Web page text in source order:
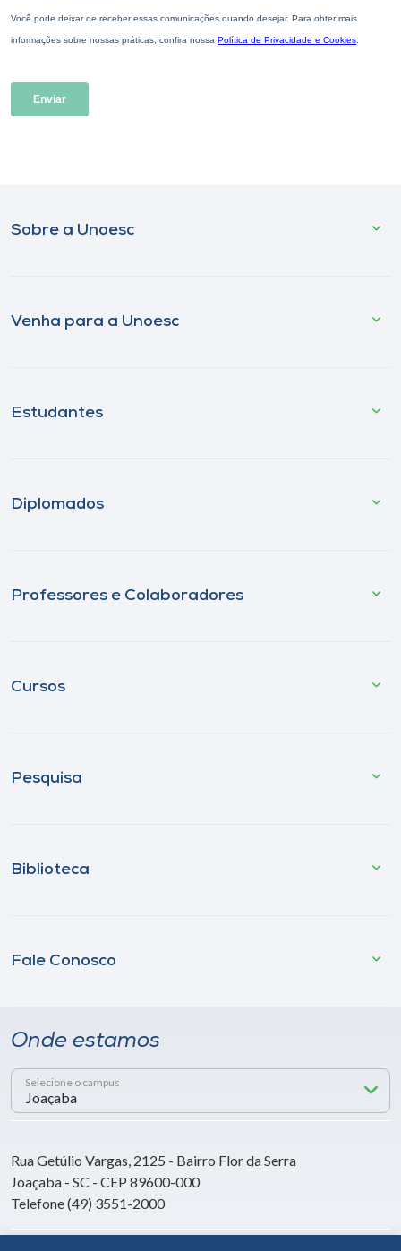
Sobre a Unoesc
Venha para a Unoesc
Estudantes
Diplomados
Professores e Colaboradores
Cursos
Pesquisa
Biblioteca
Fale Conosco
Onde estamos
Selecione o campus
Rua Getúlio Vargas, 2125 - Bairro Flor da Serra
Joaçaba - SC - CEP 89600-000
Telefone (49) 3551-2000